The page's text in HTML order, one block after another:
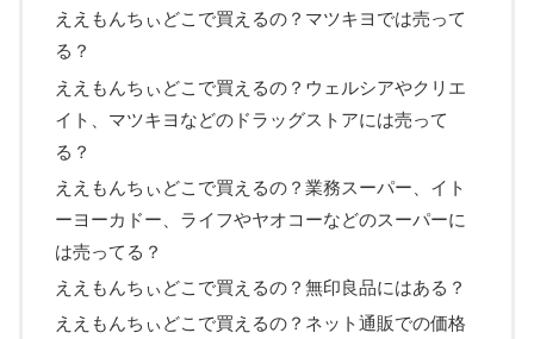
ええもんちぃどこで買えるの？マツキヨでは売って
る？
ええもんちぃどこで買えるの？ウェルシアやクリエ
イト、マツキヨなどのドラッグストアには売って
る？
ええもんちぃどこで買えるの？業務スーパー、イト
ーヨーカドー、ライフやヤオコーなどのスーパーに
は売ってる？
ええもんちぃどこで買えるの？無印良品にはある？
ええもんちぃどこで買えるの？ネット通販での価格